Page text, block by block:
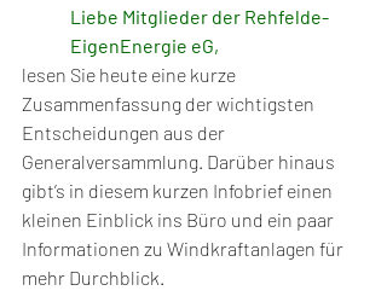
Liebe Mitglieder der Rehfelde-
EigenEnergie eG,
lesen Sie heute eine kurze
Zusammenfassung der wichtigsten
Entscheidungen aus der
Generalversammlung. Darüber hinaus
gibt’s in diesem kurzen Infobrief einen
kleinen Einblick ins Büro und ein paar
Informationen zu Windkraftanlagen für
mehr Durchblick.